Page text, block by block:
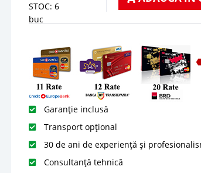
STOC: 6
buc
Garanție inclusă
Transport opțional
30 de ani de experiență și
Consultanță tehnică